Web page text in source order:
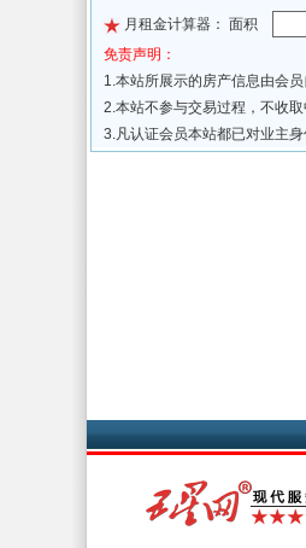
月租金计算器： 面积
免责声明：
1.本站所展示的房产信息由会
2.本站不参与交易过程，不收
3.凡认证会员本站都已对业主